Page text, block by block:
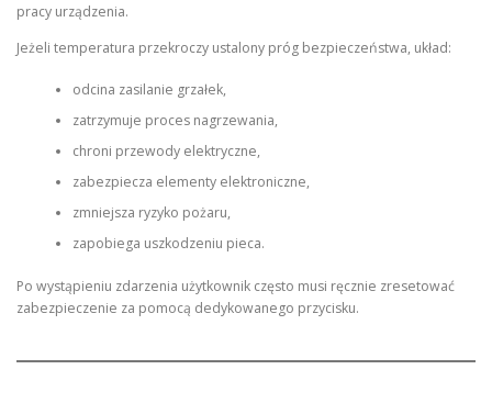
pracy urządzenia.
Jeżeli temperatura przekroczy ustalony próg bezpieczeństwa, układ:
odcina zasilanie grzałek,
zatrzymuje proces nagrzewania,
chroni przewody elektryczne,
zabezpiecza elementy elektroniczne,
zmniejsza ryzyko pożaru,
zapobiega uszkodzeniu pieca.
Po wystąpieniu zdarzenia użytkownik często musi ręcznie zresetować
zabezpieczenie za pomocą dedykowanego przycisku.